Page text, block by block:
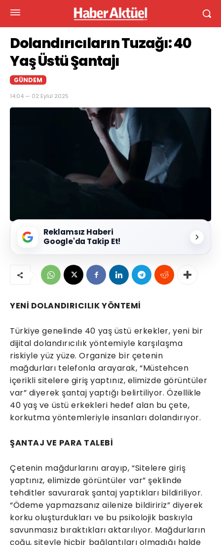
Dolandırıcıların Tuzağı: 40
Yaş Üstü Şantajı
GÜNDEM
14:04 — 02 Eylül 2025
Reklamsız Haberi
Google'da Takip Et!
YENİ DOLANDIRICILIK YÖNTEMİ
Türkiye genelinde 40 yaş üstü erkekler, yeni bir
dijital dolandırıcılık yöntemiyle karşılaşma
riskiyle yüz yüze. Organize bir çetenin
mağdurları telefonla arayarak, “Müstehcen
içerikli sitelere giriş yaptınız, elimizde görüntüler
var” diyerek şantaj yaptığı belirtiliyor. Özellikle
40 yaş ve üstü erkekleri hedef alan bu çete,
korkutma yöntemleriyle insanları dolandırıyor.
ŞANTAJ VE PARA TALEBİ
Çetenin mağdurlarını arayıp, “Sitelere giriş
yaptınız, elimizde görüntüler var” şeklinde
tehditler savurarak şantaj yaptıkları bildiriliyor.
“Ödeme yapmazsanız ailenize bildiririz” diyerek
korku oluşturdukları ve bu psikolojik baskıyla
savunmasız bıraktıkları aktarılıyor. Mağdurların
çoğu, siteyle hiçbir bağlantıları olmadığı halde